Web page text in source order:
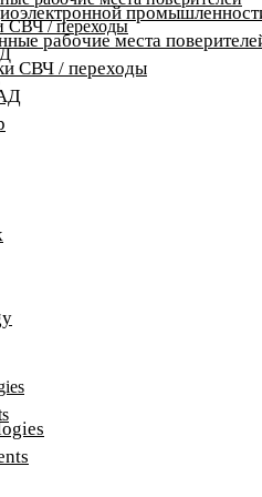
СВЧ / переходы
рабочие места
СВЧ / переходы